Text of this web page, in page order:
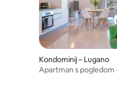
Kondominij – Lugano
Apartman s pogledom